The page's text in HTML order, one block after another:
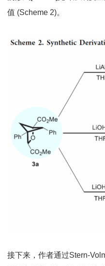
值 (Scheme 2)。
接下来，作者通过Stern-